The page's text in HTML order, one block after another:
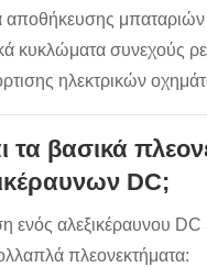
αποθήκευσης μπαταριών
κυκλώματα συνεχούς
ηλεκτρικών
τα βασικά
DC;
ενός αλεξικέραυνου
πλεονεκτήματα: